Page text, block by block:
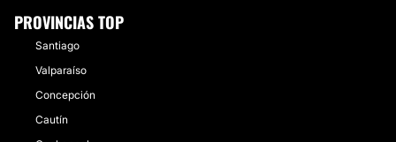
PROVINCIAS TOP
Santiago
Valparaíso
Concepción
Cautín